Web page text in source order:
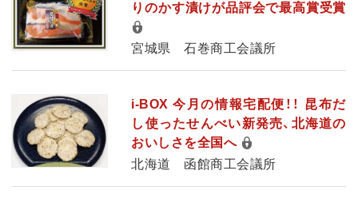
りのかす漬けが品評会で最高賞受賞
宮城県 石巻商工会議所
i-BOX 今月の情報宅配便！！ 昆布だ
し使ったせんべい新発売、北海道の
おいしさを全国へ
北海道 函館商工会議所